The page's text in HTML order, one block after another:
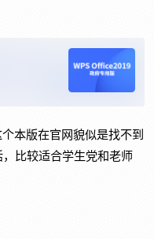
本版在官网貌似是找不到
比较适合学生党和老师